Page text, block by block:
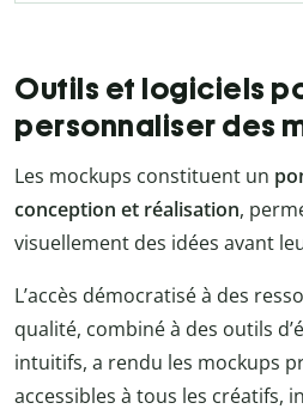
Outils et logiciels
personnaliser des
Les mockups constituent un
conception et réalisation,
visuellement des idées avant
L’accès démocratisé à des
qualité, combiné à des outils
intuitifs, a rendu les mockups
accessibles à tous les créatifs,